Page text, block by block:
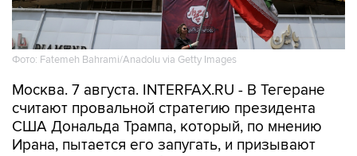
Фото: Fatemeh Bahrami/Anadolu via Getty Images
Москва. 7 августа. INTERFAX.RU - В Тегеране
считают провальной стратегию президента
США Дональда Трампа, который, по мнению
Ирана, пытается его запугать, и призывают